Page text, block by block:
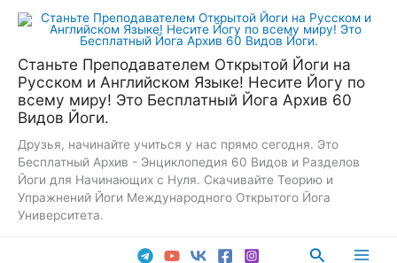
Перейти
Станьте Преподавателем Открытой Йоги на
Русском и Английском Языке! Несите Йогу по
всему миру! Это Бесплатный Йога Архив 60
Видов Йоги.
Друзья, начинайте учиться у нас прямо сегодня. Это
Бесплатный Архив - Энциклопедия 60 Видов и Разделов
Йоги для Начинающих с Нуля. Скачивайте Теорию и
Упражнений Йоги Международного Открытого Йога
Университета.
Поиск